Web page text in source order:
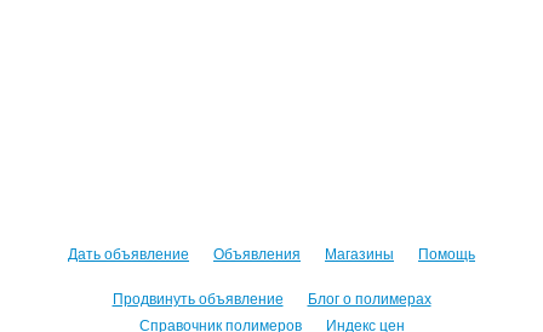
Дать объявление Объявления Магазины Помощь
Продвинуть объявление
Блог о полимерах
Справочник полимеров
Индекс цен